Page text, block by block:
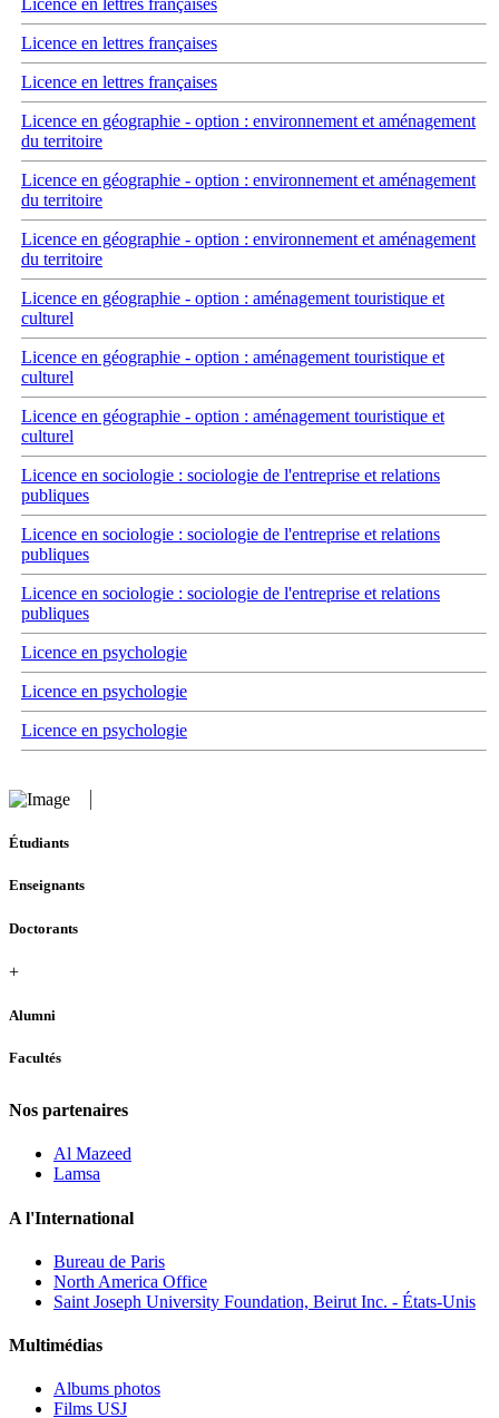
Licence en lettres françaises
Licence en lettres françaises
Licence en lettres françaises
Licence en géographie - option : environnement et aménagement
du territoire
Licence en géographie - option : environnement et aménagement
du territoire
Licence en géographie - option : environnement et aménagement
du territoire
Licence en géographie - option : aménagement touristique et
culturel
Licence en géographie - option : aménagement touristique et
culturel
Licence en géographie - option : aménagement touristique et
culturel
Licence en sociologie : sociologie de l'entreprise et relations
publiques
Licence en sociologie : sociologie de l'entreprise et relations
publiques
Licence en sociologie : sociologie de l'entreprise et relations
publiques
Licence en psychologie
Licence en psychologie
Licence en psychologie
Étudiants
Enseignants
Doctorants
+
Alumni
Facultés
Nos partenaires
Al Mazeed
Lamsa
A l'International
Bureau de Paris
North America Office
Saint Joseph University Foundation, Beirut Inc. - États-Unis
Multimédias
Albums photos
Films USJ